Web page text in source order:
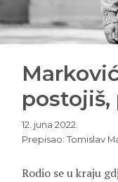
postojiš,
12. juna 2022.
Prepisao: Tomislav
Rodio se u kraju